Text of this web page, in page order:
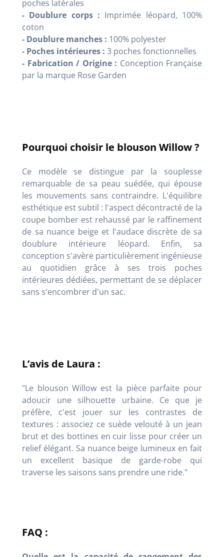
poches latérales
- Doublure corps : Imprimée léopard, 100%
coton
- Doublure manches : 100% polyester
- Poches intérieures : 3 poches fonctionnelles
- Fabrication / Origine : Conception Française
par la marque Rose Garden
Pourquoi choisir le blouson Willow ?
Ce modèle se distingue par la souplesse
remarquable de sa peau suédée, qui épouse
les mouvements sans contraindre. L'équilibre
esthétique est subtil : l'aspect décontracté de la
coupe bomber est rehaussé par le raffinement
de sa nuance beige et l'audace discrète de sa
doublure intérieure léopard. Enfin, sa
conception s'avère particulièrement ingénieuse
au quotidien grâce à ses trois poches
intérieures dédiées, permettant de se déplacer
sans s'encombrer d'un sac.
L’avis de Laura :
"Le blouson Willow est la pièce parfaite pour
adoucir une silhouette urbaine. Ce que je
préfère, c'est jouer sur les contrastes de
textures : associez ce suède velouté à un jean
brut et des bottines en cuir lisse pour créer un
relief élégant. Sa nuance beige lumineux en fait
un excellent basique de garde-robe qui
traverse les saisons sans prendre une ride."
FAQ :